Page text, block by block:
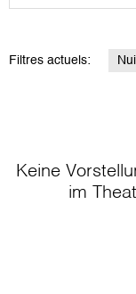
Filtres actuels:
Keine
im